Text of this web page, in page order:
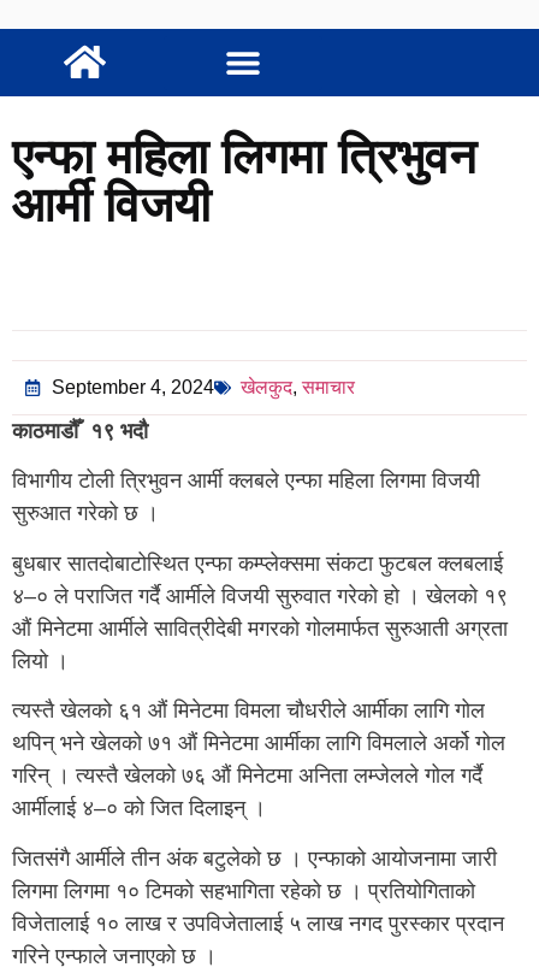
एन्फा महिला लिगमा त्रिभुवन
आर्मी विजयी
September 4, 2024 खेलकुद,समाचार
काठमाडौँ १९ भदौ
विभागीय टोली त्रिभुवन आर्मी क्लबले एन्फा महिला लिगमा विजयी
सुरुआत गरेको छ ।
बुधबार सातदोबाटोस्थित एन्फा कम्प्लेक्समा संकटा फुटबल क्लबलाई
४–० ले पराजित गर्दै आर्मीले विजयी सुरुवात गरेको हो । खेलको १९
औं मिनेटमा आर्मीले सावित्रीदेबी मगरको गोलमार्फत सुरुआती अग्रता
लियो ।
त्यस्तै खेलको ६१ औं मिनेटमा विमला चौधरीले आर्मीका लागि गोल
थपिन् भने खेलको ७१ औं मिनेटमा आर्मीका लागि विमलाले अर्को गोल
गरिन् । त्यस्तै खेलको ७६ औं मिनेटमा अनिता लम्जेलले गोल गर्दै
आर्मीलाई ४–० को जित दिलाइन् ।
जितसंगै आर्मीले तीन अंक बटुलेको छ । एन्फाको आयोजनामा जारी
लिगमा लिगमा १० टिमको सहभागिता रहेको छ । प्रतियोगिताको
विजेतालाई १० लाख र उपविजेतालाई ५ लाख नगद पुरस्कार प्रदान
गरिने एन्फाले जनाएको छ ।